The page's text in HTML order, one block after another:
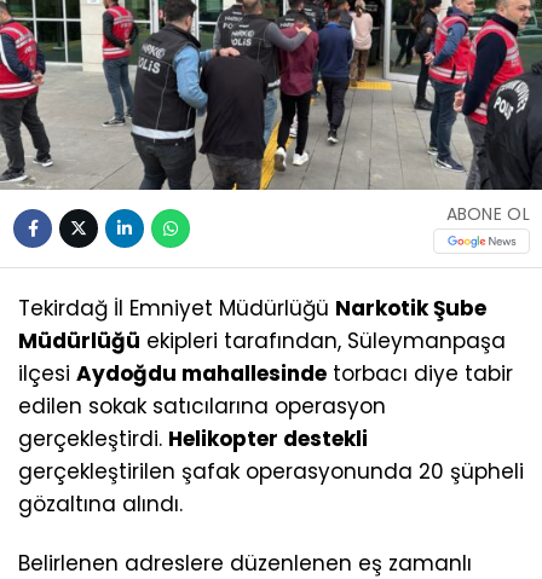
ABONE OL
Tekirdağ İl Emniyet Müdürlüğü Narkotik Şube
Müdürlüğü ekipleri tarafından, Süleymanpaşa
ilçesi Aydoğdu mahallesinde torbacı diye tabir
edilen sokak satıcılarına operasyon
gerçekleştirdi. Helikopter destekli
gerçekleştirilen şafak operasyonunda 20 şüpheli
gözaltına alındı.
Belirlenen adreslere düzenlenen eş zamanlı